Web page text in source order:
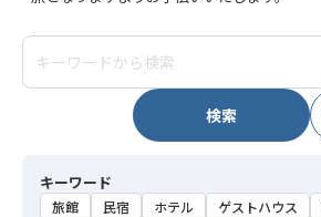
検索
キーワード
旅館 民宿 ホテル ゲストハウス